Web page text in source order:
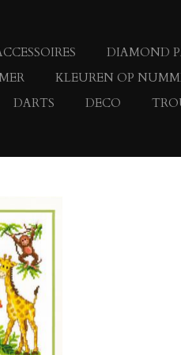
DIAMOND
KLEUREN OP
DARTS DECO